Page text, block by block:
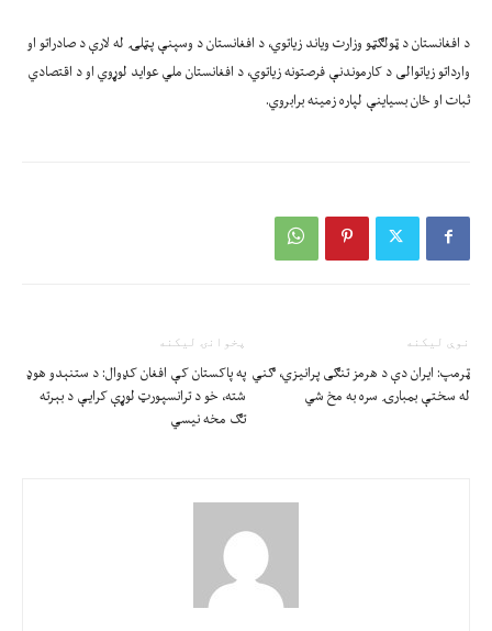
د افغانستان د ټولګټو وزارت ویاند زیاتوي، د افغانستان د وسپنې پټلۍ له لارې د صادراتو او
وارداتو زیاتوالی د کارموندنې فرصتونه زیاتوي، د افغانستان ملي عواید لوړوي او د اقتصادي
ثبات او ځان بسیاینې لپاره زمینه برابروي.
پخوانۍ ليکنه
په پاکستان کې افغان کډوال: د ستنېدو هوډ
شته، خو د ترانسپورټ لوړې کرایې د بېرته
تګ مخه نیسي
نوې ليکنه
ټرمپ: ایران دې د هرمز تنګی پرانیزي، ګني
له سختې بمبارۍ سره به مخ شي